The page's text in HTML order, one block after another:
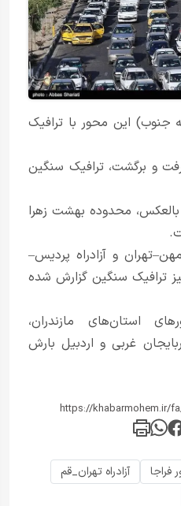
این محور با ترافیک
و برگشت، ترافیک سنگین
بالعکس، محدوده بهشت زهرا
و آزادراه پردیس–
ترافیک سنگین گزارش شده
استان‌های مازندران،
غربی و اردبیل بارش
فراجا
آزادراه تهران_قم